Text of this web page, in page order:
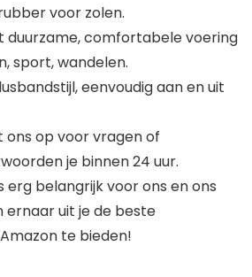
voor zolen.
duurzame, comfortabele voering
sport, wandelen.
eenvoudig aan en uit
op voor vragen of
je binnen 24 uur.
erg belangrijk voor ons en ons
ernaar uit je de beste
te bieden!